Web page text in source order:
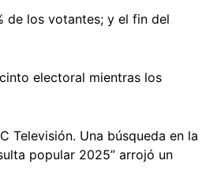
de los votantes; y el fin del
electoral mientras los
Televisión. Una búsqueda en la
popular 2025” arrojó un